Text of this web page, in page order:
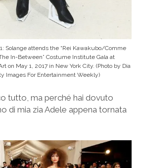
Solange attends the “Rei Kawakubo/Comme
In-Between” Costume Institute Gala at
on May 1, 2017 in New York City. (Photo by Dia
Images For Entertainment Weekly)
tutto, ma perché hai dovuto
di mia zia Adele appena tornata